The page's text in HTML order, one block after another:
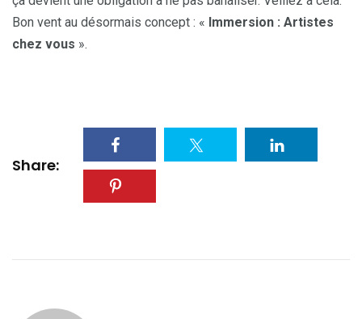
Bon vent au désormais concept : « Immersion : Artistes
chez vous ».
Share: